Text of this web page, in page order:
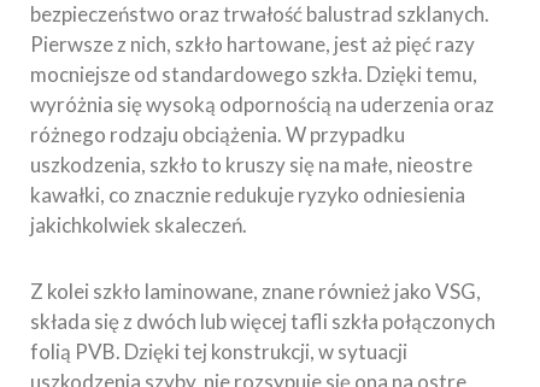
bezpieczeństwo oraz trwałość balustrad szklanych.
Pierwsze z nich, szkło hartowane, jest aż pięć razy
mocniejsze od standardowego szkła. Dzięki temu,
wyróżnia się wysoką odpornością na uderzenia oraz
różnego rodzaju obciążenia. W przypadku
uszkodzenia, szkło to kruszy się na małe, nieostre
kawałki, co znacznie redukuje ryzyko odniesienia
jakichkolwiek skaleczeń.
Z kolei szkło laminowane, znane również jako VSG,
składa się z dwóch lub więcej tafli szkła połączonych
folią PVB. Dzięki tej konstrukcji, w sytuacji